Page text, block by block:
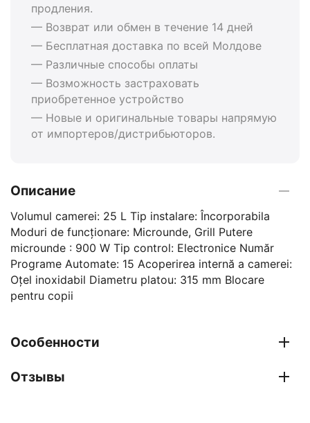
продления.
— Возврат или обмен в течение 14 дней
— Бесплатная доставка по всей Молдове
— Различные способы оплаты
— Возможность застраховать
приобретенное устройство
— Новые и оригинальные товары напрямую
от импортеров/дистрибьюторов.
Описание
Volumul camerei: 25 L Tip instalare: Încorporabila
Moduri de funcționare: Microunde, Grill Putere
microunde : 900 W Tip control: Electronice Număr
Programe Automate: 15 Acoperirea internă a camerei:
Oțel inoxidabil Diametru platou: 315 mm Blocare
pentru copii
Особенности
Отзывы